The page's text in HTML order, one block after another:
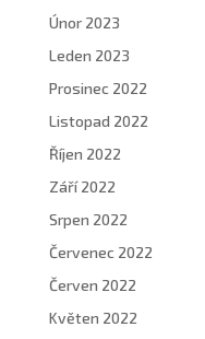
Únor 2023
Leden 2023
Prosinec 2022
Listopad 2022
Říjen 2022
Září 2022
Srpen 2022
Červenec 2022
Červen 2022
Květen 2022